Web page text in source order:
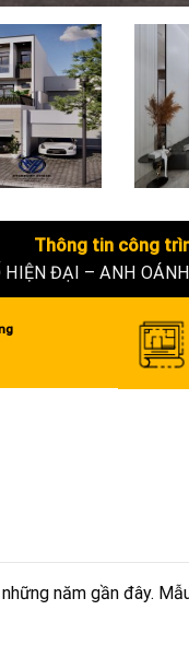
Thông tin công
HIỆN ĐẠI – ANH
năm gần đây.